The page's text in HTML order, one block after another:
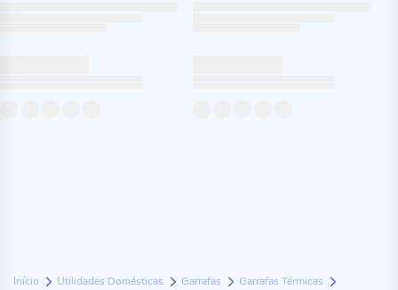
Início Utilidades Domésticas Garrafas Garrafas Térmicas